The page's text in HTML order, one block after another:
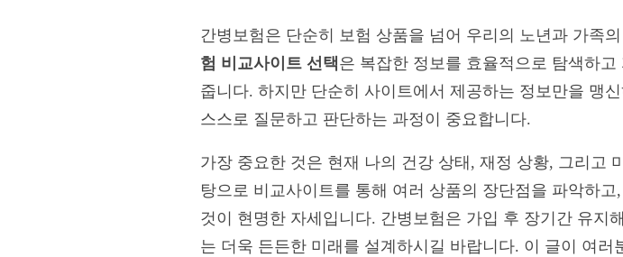
간병보험은 단순히 보험 상품을 넘어 우리의 노년과 가족
험 비교사이트 선택은 복잡한 정보를 효율적으로 탐색하
줍니다. 하지만 단순히 사이트에서 제공하는 정보만을 맹
스스로 질문하고 판단하는 과정이 중요합니다.
가장 중요한 것은 현재 나의 건강 상태, 재정 상황, 그리고
탕으로 비교사이트를 통해 여러 상품의 장단점을 파악하
것이 현명한 자세입니다. 간병보험은 가입 후 장기간 유지
는 더욱 든든한 미래를 설계하시길 바랍니다. 이 글이 여